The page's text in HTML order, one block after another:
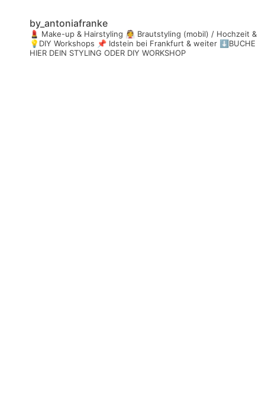
by_antoniafranke
💄 Make-up & Hairstyling 👰 Brautstyling (mobil) / Hochzeit &
💡DIY Workshops 📌 Idstein bei Frankfurt & weiter ⬇️BUCHE
HIER DEIN STYLING ODER DIY WORKSHOP